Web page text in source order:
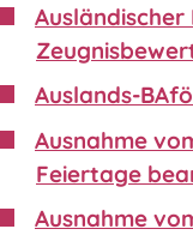
Ausländischer
Auslands-
Ausnahme
Feiertage
Ausnahme